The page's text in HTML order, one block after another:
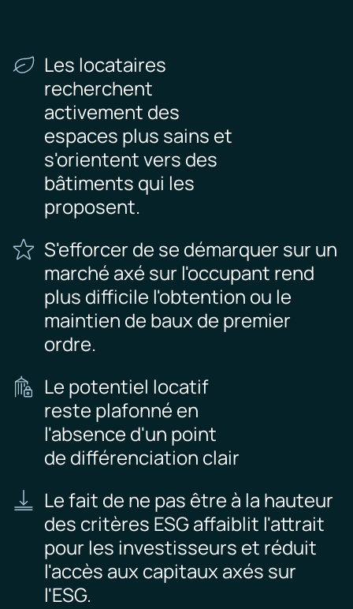
Les locataires
recherchent
activement des
espaces plus sains et
s'orientent vers des
bâtiments qui les
proposent.
S'efforcer de se démarquer sur un
marché axé sur l'occupant rend
plus difficile l'obtention ou le
maintien de baux de premier
ordre.
Le potentiel locatif
reste plafonné en
l'absence d'un point
de différenciation clair
Le fait de ne pas être à la hauteur
des critères ESG affaiblit l'attrait
pour les investisseurs et réduit
l'accès aux capitaux axés sur
l'ESG.